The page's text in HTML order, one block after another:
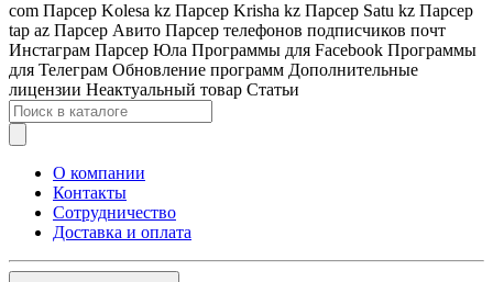
com Парсер Kolesa kz Парсер Krisha kz Парсер Satu kz Парсер
tap az Парсер Авито Парсер телефонов подписчиков почт
Инстаграм Парсер Юла Программы для Facebook Программы
для Телеграм Обновление программ Дополнительные
лицензии Неактуальный товар Статьи
О компании
Контакты
Сотрудничество
Доставка и оплата